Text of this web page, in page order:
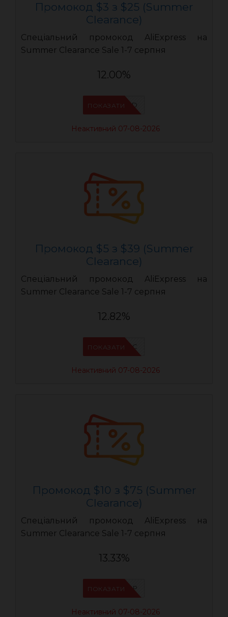
Промокод $3 з $25 (Summer
Clearance)
Спеціальний промокод AliExpress на
Summer Clearance Sale 1-7 серпня
12.00%
IFPZ5PBD
ПОКАЗАТИ
Неактивний 07-08-2026
Промокод $5 з $39 (Summer
Clearance)
Спеціальний промокод AliExpress на
Summer Clearance Sale 1-7 серпня
12.82%
IFPC24DC
ПОКАЗАТИ
Неактивний 07-08-2026
Промокод $10 з $75 (Summer
Clearance)
Спеціальний промокод AliExpress на
Summer Clearance Sale 1-7 серпня
13.33%
IFP8NASP
ПОКАЗАТИ
Неактивний 07-08-2026